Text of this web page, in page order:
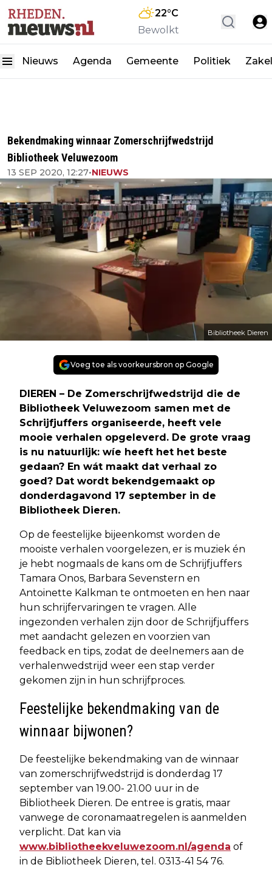
22°C
Bewolkt
Nieuws Agenda Gemeente Politiek
Bekendmaking winnaar Zomerschrijfwedstrijd
Bibliotheek Veluwezoom
13 SEP 2020, 12:27•NIEUWS
Bibliotheek Dieren
Voeg toe als voorkeursbron op Google
DIEREN – De Zomerschrijfwedstrijd die de
Bibliotheek Veluwezoom samen met de
Schrijfjuffers organiseerde, heeft vele
mooie verhalen opgeleverd. De grote vraag
is nu natuurlijk: wíe heeft het het beste
gedaan? En wát maakt dat verhaal zo
goed? Dat wordt bekendgemaakt op
donderdagavond 17 september in de
Bibliotheek Dieren.
Op de feestelijke bijeenkomst worden de
mooiste verhalen voorgelezen, er is muziek én
je hebt nogmaals de kans om de Schrijfjuffers
Tamara Onos, Barbara Sevenstern en
Antoinette Kalkman te ontmoeten en hen naar
hun schrijfervaringen te vragen. Alle
ingezonden verhalen zijn door de Schrijfjuffers
met aandacht gelezen en voorzien van
feedback en tips, zodat de deelnemers aan de
verhalenwedstrijd weer een stap verder
gekomen zijn in hun schrijfproces.
Feestelijke bekendmaking van de
winnaar bijwonen?
De feestelijke bekendmaking van de winnaar
van zomerschrijfwedstrijd is donderdag 17
september van 19.00- 21.00 uur in de
Bibliotheek Dieren. De entree is gratis, maar
vanwege de coronamaatregelen is aanmelden
verplicht. Dat kan via
www.bibliotheekveluwezoom.nl/agenda of
in de Bibliotheek Dieren, tel. 0313-41 54 76.